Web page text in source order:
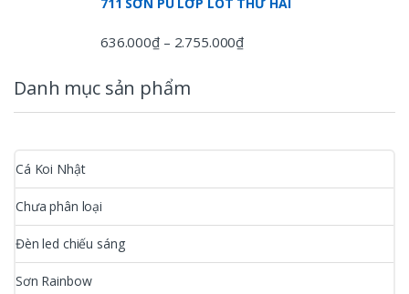
636.000₫– 2.755.000₫
Danh mục sản phẩm
Cá Koi Nhật
Chưa phân loại
Đèn led chiếu sáng
Sơn Rainbow